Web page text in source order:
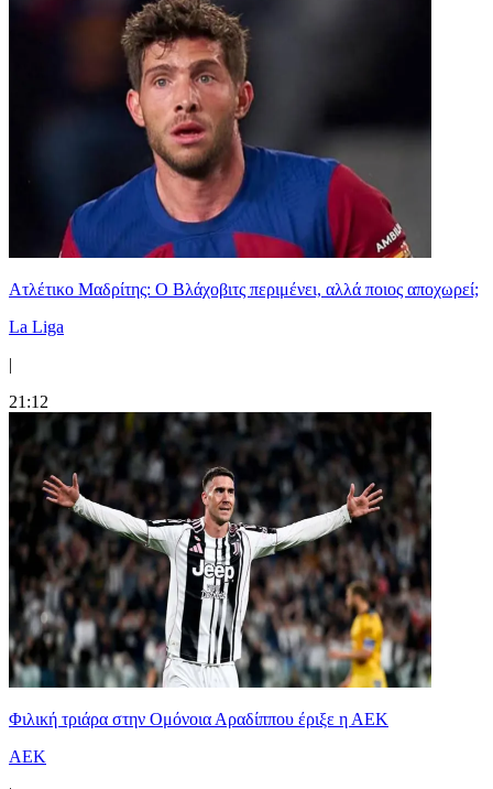
Ατλέτικο Μαδρίτης: Ο Βλάχοβιτς περιμένει, αλλά ποιος αποχωρεί;
La Liga
|
21:12
Φιλική τριάρα στην Ομόνοια Αραδίππου έριξε η ΑΕΚ
ΑΕΚ